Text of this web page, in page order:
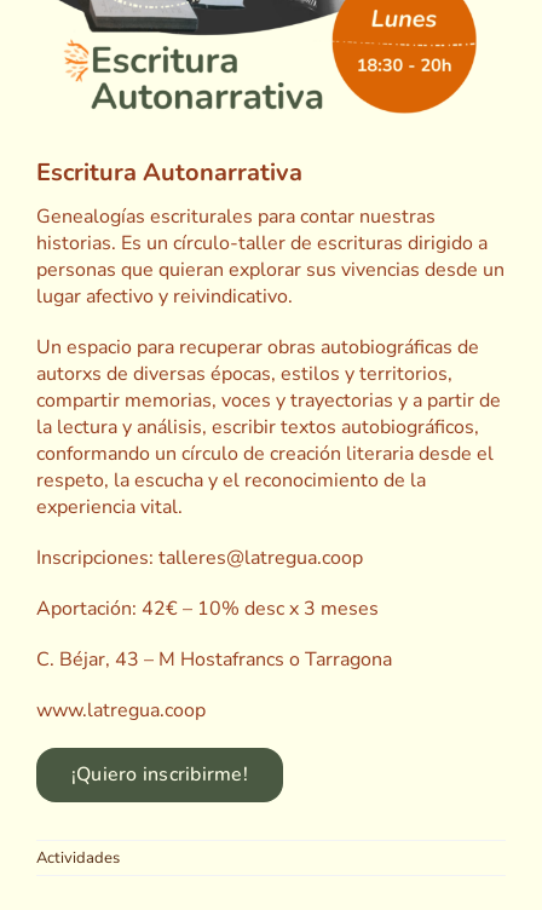
Escritura Autonarrativa
Genealogías escriturales para contar nuestras
historias. Es un círculo-taller de escrituras dirigido a
personas que quieran explorar sus vivencias desde un
lugar afectivo y reivindicativo.
Un espacio para recuperar obras autobiográficas de
autorxs de diversas épocas, estilos y territorios,
compartir memorias, voces y trayectorias y a partir de
la lectura y análisis, escribir textos autobiográficos,
conformando un círculo de creación literaria desde el
respeto, la escucha y el reconocimiento de la
experiencia vital.
Inscripciones: talleres@latregua.coop
Aportación: 42€ – 10% desc x 3 meses
C. Béjar, 43 – M Hostafrancs o Tarragona
www.latregua.coop
¡Quiero inscribirme!
Actividades